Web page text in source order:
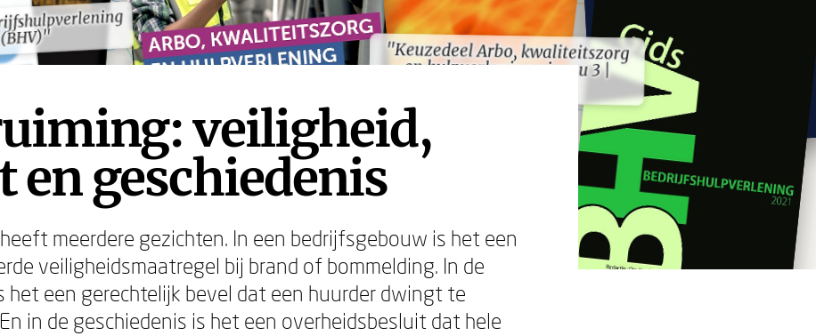
"Keuzedeel Arbo, kwaliteitszorg
en hulpverlening niveau 3 |
"Keuzedeel Arbo, kwaliteitszorg
en hulpverlening niveau 3 |
veiligheid,
en geschiedenis
meerdere gezichten. In een bedrijfsgebouw is het een
veiligheidsmaatregel bij brand of bommelding. In de
het een gerechtelijk bevel dat een huurder dwingt te
in de geschiedenis is het een overheidsbesluit dat hele